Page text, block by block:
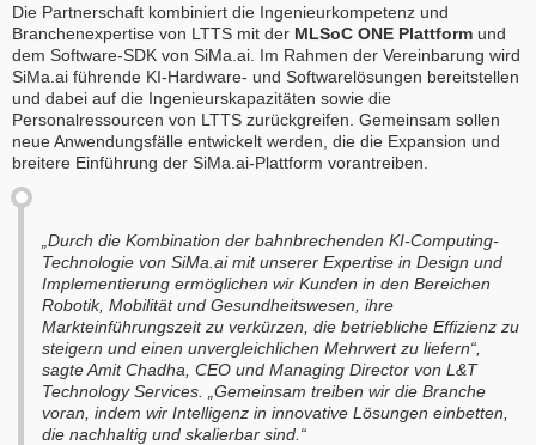
Die Partnerschaft kombiniert die Ingenieurkompetenz und
Branchenexpertise von LTTS mit der MLSoC ONE Plattform und
dem Software-SDK von SiMa.ai. Im Rahmen der Vereinbarung wird
SiMa.ai führende KI-Hardware- und Softwarelösungen bereitstellen
und dabei auf die Ingenieurskapazitäten sowie die
Personalressourcen von LTTS zurückgreifen. Gemeinsam sollen
neue Anwendungsfälle entwickelt werden, die die Expansion und
breitere Einführung der SiMa.ai-Plattform vorantreiben.
„Durch die Kombination der bahnbrechenden KI-Computing-
Technologie von SiMa.ai mit unserer Expertise in Design und
Implementierung ermöglichen wir Kunden in den Bereichen
Robotik, Mobilität und Gesundheitswesen, ihre
Markteinführungszeit zu verkürzen, die betriebliche Effizienz zu
steigern und einen unvergleichlichen Mehrwert zu liefern“,
sagte Amit Chadha, CEO und Managing Director von L&T
Technology Services. „Gemeinsam treiben wir die Branche
voran, indem wir Intelligenz in innovative Lösungen einbetten,
die nachhaltig und skalierbar sind.“